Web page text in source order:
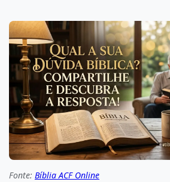
Fonte: Bíblia ACF Online